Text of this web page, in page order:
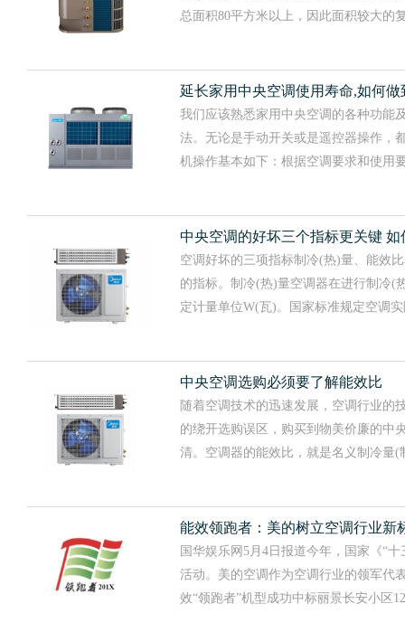
总面积80平方米以上，因此面积较大的
延长家用中央空调使用寿命,如何
我们应该熟悉家用中央空调的各种功能
法。无论是手动开关或是遥控器操作，
机操作基本如下：根据空调要求和使用
中央空调的好坏三个指标更关键 如
空调好坏的三项指标制冷(热)量、能效
的指标。制冷(热)量空调器在进行制冷(
定计量单位W(瓦)。国家标准规定空调
中央空调选购必须要了解能效比
随着空调技术的迅速发展，空调行业的
的绕开选购误区，购买到物美价廉的中
清。空调器的能效比，就是名义制冷量
能效领跑者：美的树立空调行业新
国华娱乐网5月4日报道今年，国家《“
活动。美的空调作为空调行业的领军代
效“领跑者”机型成功中标丽景长安小区